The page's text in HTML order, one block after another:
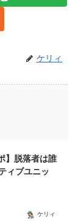
ケリィ
】脱落者は誰
ィブユニッ
ケリィ